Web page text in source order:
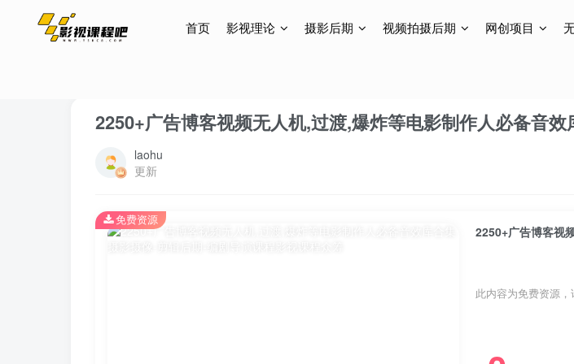
首页 影视理论 摄影后期 视频拍摄后期 网创项目
2250+广告博客视频无人机,过渡,爆炸等电影制作人必备音效
laohu
更新
2250+广告博客视
此内容为免费资源
免费资源